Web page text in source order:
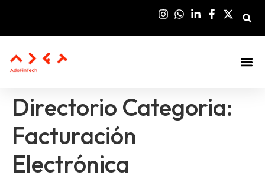
Directorio Categoria:
Facturación
Electrónica